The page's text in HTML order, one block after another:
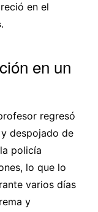
en el
.
en un
regresó
despojado de
policía
lo que lo
varios días
y